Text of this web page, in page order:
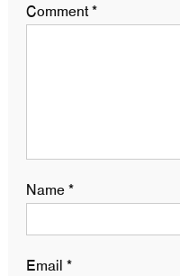
Comment*
Name*
Email *